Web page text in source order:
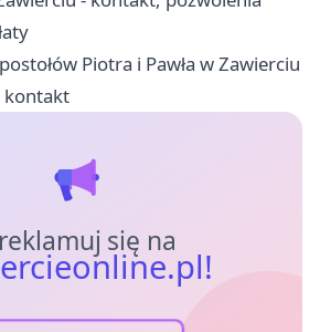
Piotra i Pawła w Zawierciu
kontakt
się na